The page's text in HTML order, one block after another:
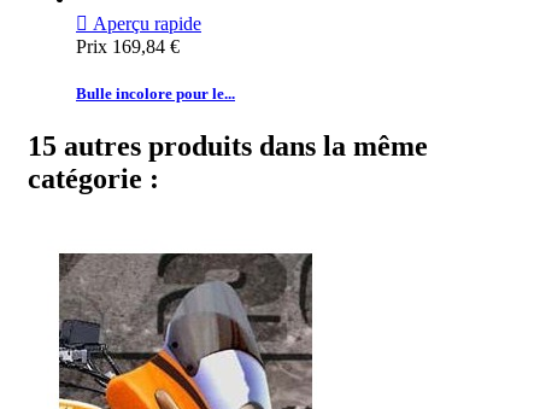
 Aperçu rapide
Prix 169,84 €
Bulle incolore pour le...
15 autres produits dans la même
catégorie :